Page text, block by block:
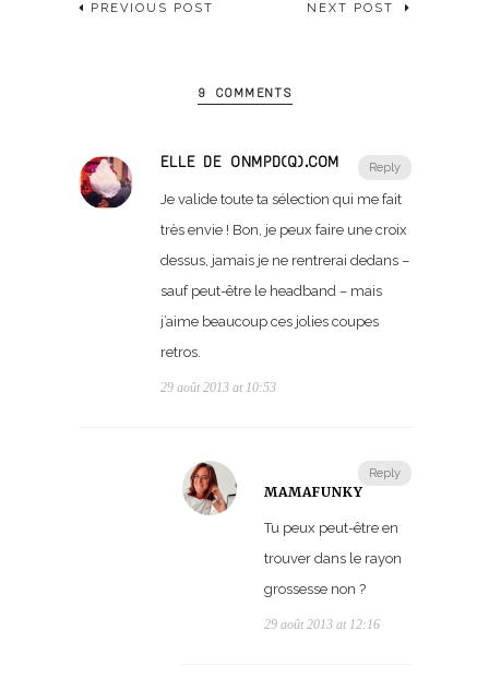
PREVIOUS POST NEXT POST
9 COMMENTS
Reply
ELLE DE ONMPD(Q).COM
Je valide toute ta sélection qui me fait
très envie ! Bon, je peux faire une croix
dessus, jamais je ne rentrerai dedans –
sauf peut-être le headband – mais
j’aime beaucoup ces jolies coupes
retros.
29 août 2013 at 10:53
Reply
MAMAFUNKY
Tu peux peut-être en
trouver dans le rayon
grossesse non ?
29 août 2013 at 12:16